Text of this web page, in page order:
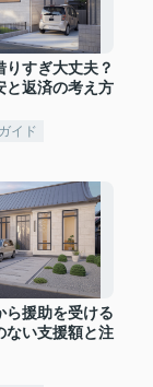
すぎ大丈夫？
と返済の考え方
イド
ら援助を受ける
ない支援額と注